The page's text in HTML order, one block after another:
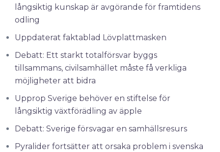
långsiktig kunskap är avgörande för framtidens
odling
Uppdaterat faktablad Lövplattmasken
Debatt: Ett starkt totalförsvar byggs
tillsammans, civilsamhället måste få verkliga
möjligheter att bidra
Upprop Sverige behöver en stiftelse för
långsiktig växtförädling av äpple
Debatt: Sverige försvagar en samhällsresurs
Pyralider fortsätter att orsaka problem i svenska